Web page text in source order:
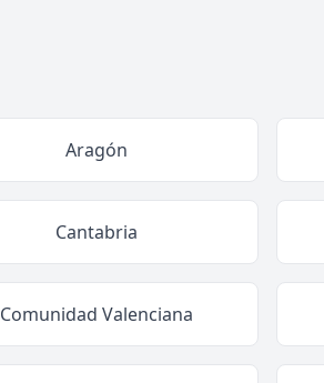
Aragón
Cantabria
Comunidad Valenciana